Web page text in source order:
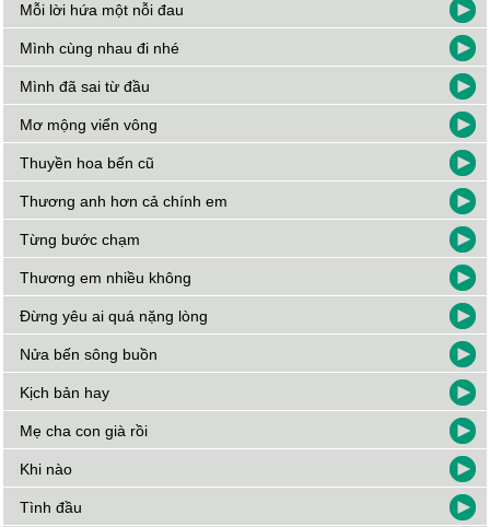
Mỗi lời hứa một nỗi đau
Mình cùng nhau đi nhé
Mình đã sai từ đầu
Mơ mộng viển vông
Thuyền hoa bến cũ
Thương anh hơn cả chính em
Từng bước chạm
Thương em nhiều không
Đừng yêu ai quá nặng lòng
Nửa bến sông buồn
Kịch bản hay
Mẹ cha con già rồi
Khi nào
Tình đầu